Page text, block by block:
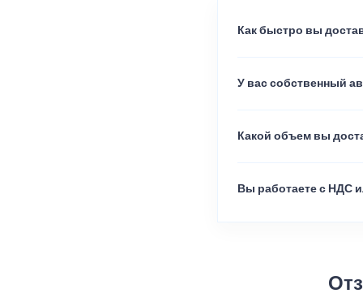
Как быстро вы
У вас собственный
Какой объем вы
Вы работаете с НДС